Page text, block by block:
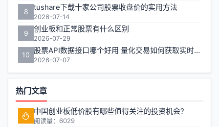
8 tushare下载十家公司股票收盘价的实用方法
2026-07-14
9 创业板和正常股票有什么区别
2026-07-29
10 股票API数据接口哪个好用 量化交易如何获取实时行情
2026-07-07
热门文章
中国创业板低价股有哪些值得关注的投资机会?
阅读量：6029